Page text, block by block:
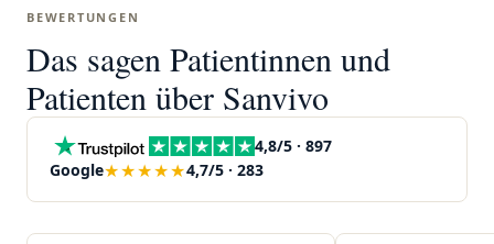
BEWERTUNGEN
Das sagen Patientinnen und
Patienten über Sanvivo
4,8/5 · 897
Google★★★★★4,7/5 · 283